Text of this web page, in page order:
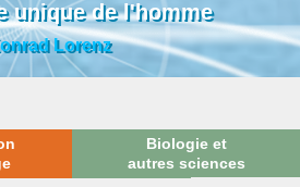
unique de l'homme
Lorenz
Biologie et
autres sciences